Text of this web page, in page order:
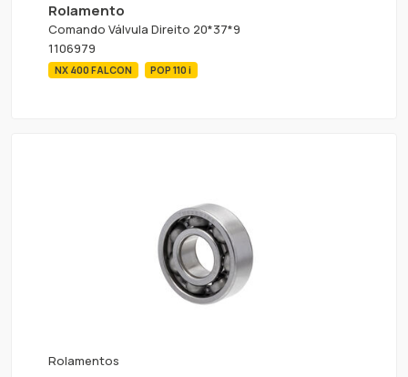
Rolamento
Comando Válvula Direito 20*37*9
1106979
NX 400 FALCON POP 110 i
Rolamentos